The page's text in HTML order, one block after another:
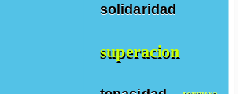
solidaridad
superacion